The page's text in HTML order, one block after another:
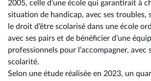
2005, celle d’une école qui garantirait à
situation de handicap, avec ses troubles,
le droit d’être scolarisé dans une école
avec ses pairs et de bénéficier d’une
professionnels pour l’accompagner, avec
scolarité.
Selon une étude réalisée en 2023, un